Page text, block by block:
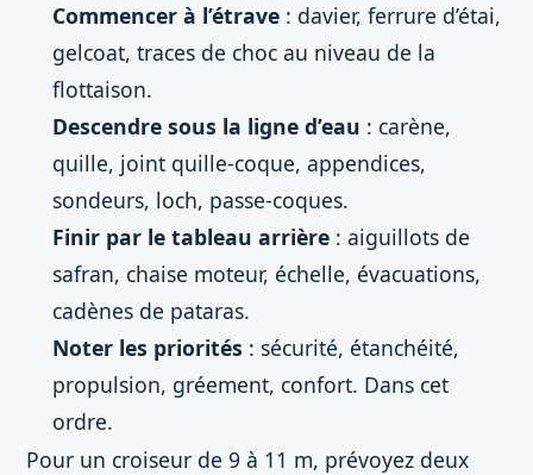
Commencer à l’étrave : davier, ferrure d’étai,
gelcoat, traces de choc au niveau de la
flottaison.
Descendre sous la ligne d’eau : carène,
quille, joint quille-coque, appendices,
sondeurs, loch, passe-coques.
Finir par le tableau arrière : aiguillots de
safran, chaise moteur, échelle, évacuations,
cadènes de pataras.
Noter les priorités : sécurité, étanchéité,
propulsion, gréement, confort. Dans cet
ordre.
Pour un croiseur de 9 à 11 m, prévoyez deux